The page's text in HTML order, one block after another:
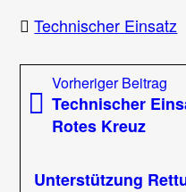
Technischer Einsatz
Vorheriger Beitrag
Technischer
Rotes Kreuz
Unterstützung